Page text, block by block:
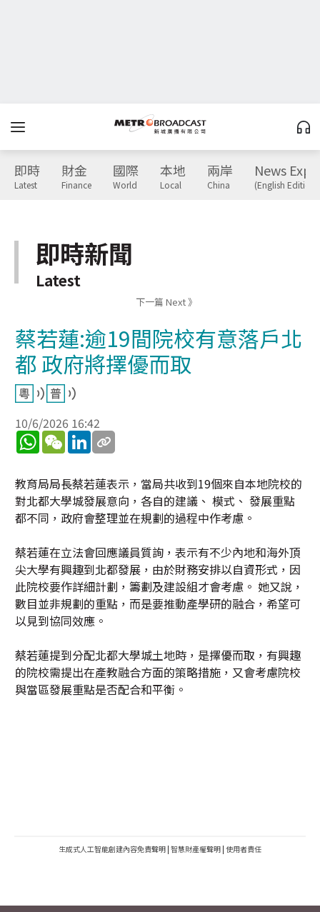
即時
Latest
財金
Finance
國際
World
本地
Local
兩岸
China
News
(English Edition)
即時新聞
Latest
下一篇 Next 》
蔡若蓮:逾19間院校有意落戶北
都 政府將擇優而取
10/6/2026 16:42
WhatsApp
WeChatLinkedIn
教育局局長蔡若蓮表示，當局共收到19個來自本地院校的
對北都大學城發展意向，各自的建議、 模式、 發展重點
都不同，政府會整理並在規劃的過程中作考慮。
蔡若蓮在立法會回應議員質詢，表示有不少內地和海外頂
尖大學有興趣到北都發展，由於財務安排以自資形式，因
此院校要作詳細計劃，籌劃及建設組才會考慮。 她又說，
數目並非規劃的重點，而是要推動產學研的融合，希望可
以見到協同效應。
蔡若蓮提到分配北都大學城土地時，是擇優而取，有興趣
的院校需提出在產教融合方面的策略措施，又會考慮院校
與當區發展重點是否配合和平衡。
生成式人工智能創建內容免責聲明 | 智慧財產權聲明 | 使用者責任